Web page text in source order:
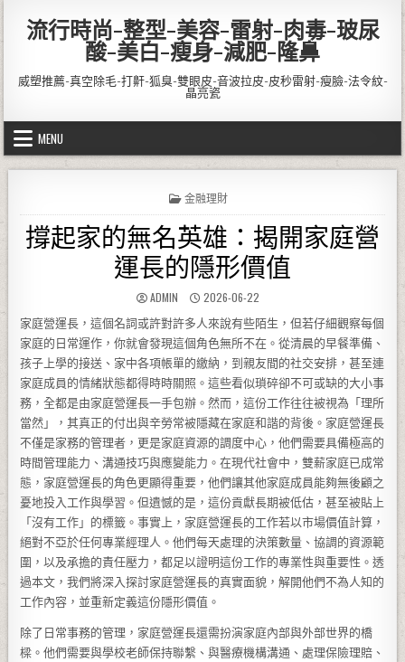
流行時尚-整型-美容-雷射-肉毒-玻尿
酸-美白-瘦身-減肥-隆鼻
威塑推薦-真空除毛-打鼾-狐臭-雙眼皮-音波拉皮-皮秒雷射-瘦臉-法令紋-
晶亮瓷
MENU
POSTED IN
金融理財
撐起家的無名英雄：揭開家庭營
運長的隱形價值
AUTHOR:
ADMIN PUBLISHED DATE:
2026-06-22
家庭營運長，這個名詞或許對許多人來說有些陌生，但若仔細觀察每個
家庭的日常運作，你就會發現這個角色無所不在。從清晨的早餐準備、
孩子上學的接送、家中各項帳單的繳納，到親友間的社交安排，甚至連
家庭成員的情緒狀態都得時時關照。這些看似瑣碎卻不可或缺的大小事
務，全都是由家庭營運長一手包辦。然而，這份工作往往被視為「理所
當然」，其真正的付出與辛勞常被隱藏在家庭和諧的背後。家庭營運長
不僅是家務的管理者，更是家庭資源的調度中心，他們需要具備極高的
時間管理能力、溝通技巧與應變能力。在現代社會中，雙薪家庭已成常
態，家庭營運長的角色更顯得重要，他們讓其他家庭成員能夠無後顧之
憂地投入工作與學習。但遺憾的是，這份貢獻長期被低估，甚至被貼上
「沒有工作」的標籤。事實上，家庭營運長的工作若以市場價值計算，
絕對不亞於任何專業經理人。他們每天處理的決策數量、協調的資源範
圍，以及承擔的責任壓力，都足以證明這份工作的專業性與重要性。透
過本文，我們將深入探討家庭營運長的真實面貌，解開他們不為人知的
工作內容，並重新定義這份隱形價值。
除了日常事務的管理，家庭營運長還需扮演家庭內部與外部世界的橋
樑。他們需要與學校老師保持聯繫、與醫療機構溝通、處理保險理賠、